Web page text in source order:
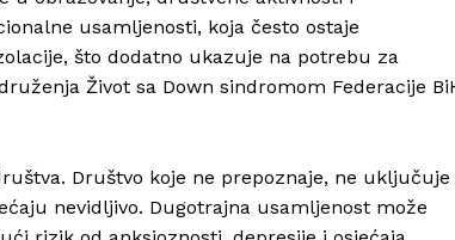
usamljenosti, koja često ostaje
što dodatno ukazuje na potrebu za
Život sa Down sindromom Federacije
Društvo koje ne prepoznaje, ne uključuje
nevidljivo. Dugotrajna usamljenost može